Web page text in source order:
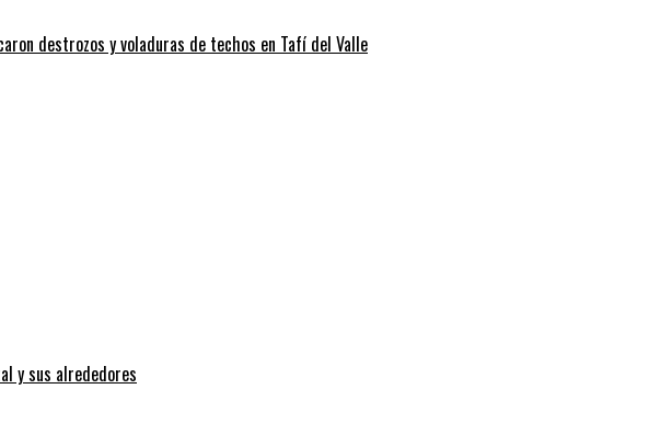
destrozos y voladuras de techos en Tafí del Valle
y sus alrededores